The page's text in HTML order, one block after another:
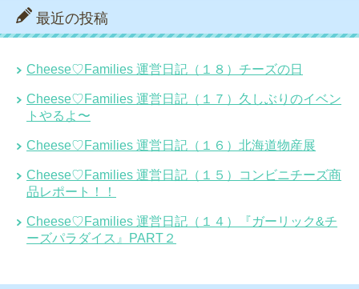
最近の投稿
Cheese♡Families 運営日記（１８）チーズの日
Cheese♡Families 運営日記（１７）久しぶりのイベン
トやるよ〜
Cheese♡Families 運営日記（１６）北海道物産展
Cheese♡Families 運営日記（１５）コンビニチーズ商
品レポート！！
Cheese♡Families 運営日記（１４）『ガーリック&チ
ーズパラダイス』PART２